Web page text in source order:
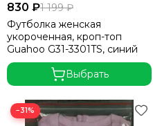
830 ₽1 199 ₽
Футболка женская
укороченная, кроп-топ
Guahoo G31-3301TS, синий
Выбрать
−31%